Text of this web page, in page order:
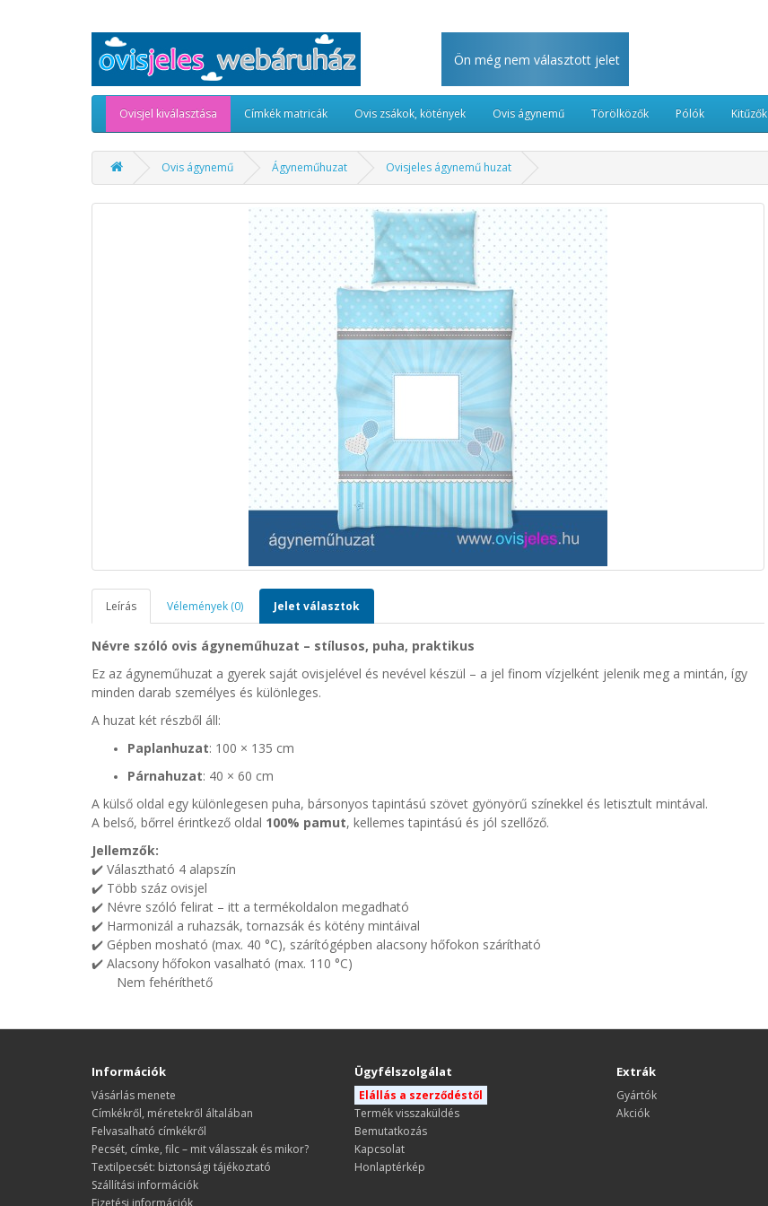
Ön még nem választott jelet
Ovisjel kiválasztása Címkék matricák Ovis zsákok, kötények Ovis ágynemű Törölközők Pólók Kitűzők
Ovis ágynemű Ágyneműhuzat Ovisjeles ágynemű huzat
Leírás Vélemények (0) Jelet választok
Névre szóló ovis ágyneműhuzat – stílusos, puha, praktikus
Ez az ágyneműhuzat a gyerek saját ovisjelével és nevével készül – a jel finom vízjelként jelenik meg a mintán, így
minden darab személyes és különleges.
A huzat két részből áll:
Paplanhuzat: 100 × 135 cm
Párnahuzat: 40 × 60 cm
A külső oldal egy különlegesen puha, bársonyos tapintású szövet gyönyörű színekkel és letisztult mintával.
A belső, bőrrel érintkező oldal 100% pamut, kellemes tapintású és jól szellőző.
Jellemzők:
✔️ Választható 4 alapszín
✔️ Több száz ovisjel
✔️ Névre szóló felirat – itt a termékoldalon megadható
✔️ Harmonizál a ruhazsák, tornazsák és kötény mintáival
✔️ Gépben mosható (max. 40 °C), szárítógépben alacsony hőfokon szárítható
✔️ Alacsony hőfokon vasalható (max. 110 °C)
Nem fehéríthető
Információk
Vásárlás menete
​​​​​​​Címkékről, méretekről általában
Felvasalható címkékről
Pecsét, címke, filc – mit válasszak és mikor?
Textilpecsét: biztonsági tájékoztató
Szállítási információk
Fizetési információk
Ügyfélszolgálat
Elállás a szerződéstől
Termék visszaküldés
Bemutatkozás
Kapcsolat
Honlaptérkép
Extrák
Gyártók
Akciók